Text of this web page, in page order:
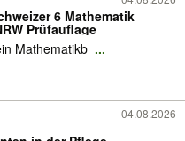
6 Mathematik
Prüfauflage
Mathematikb ...
04.08.2026